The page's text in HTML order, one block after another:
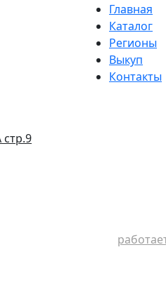
Главная
Каталог
Регионы
Выкуп
Контакты